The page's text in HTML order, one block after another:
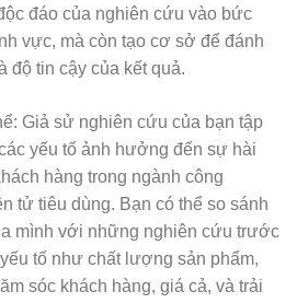
đáo của nghiên cứu vào bức
vực, mà còn tạo cơ sở để đánh
độ tin cậy của kết quả.
Giả sử nghiên cứu của bạn tập
yếu tố ảnh hưởng đến sự hài
hàng trong ngành công
tử tiêu dùng. Bạn có thể so sánh
mình với những nghiên cứu trước
tố như chất lượng sản phẩm,
sóc khách hàng, giá cả, và trải